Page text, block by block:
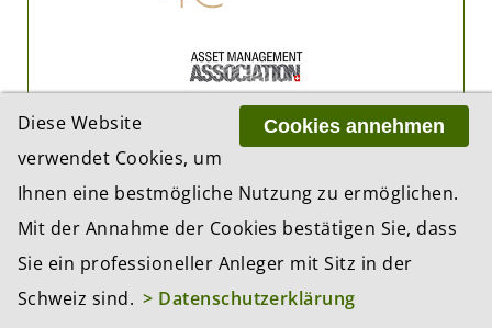
Cookies annehmen
Diese Website
verwendet Cookies, um
Ihnen eine bestmögliche Nutzung zu ermöglichen.
Mit der Annahme der Cookies bestätigen Sie, dass
Sie ein professioneller Anleger mit Sitz in der
Schweiz sind. > Datenschutzerklärung